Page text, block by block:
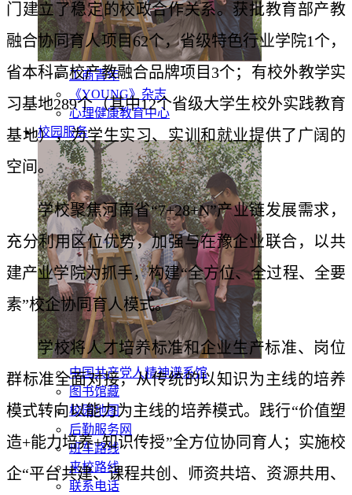
工商青年
《YOUNG》杂志
心理健康教育中心
校园服务
中国共产党人精神谱系馆
图书馆藏
校园地图
后勤服务网
班车路线
来校路线
联系电话
门建立了稳定的校政合作关系。获批教育部产教
融合协同育人项目62个，省级特色行业学院1个，
省本科高校产教融合品牌项目3个；有校外教学实
习基地289个（其中12个省级大学生校外实践教育
基地），为学生实习、实训和就业提供了广阔的
空间。
学校聚焦河南省“7+28+N”产业链发展需求，
充分利用区位优势，加强与在豫企业联合，以共
建产业学院为抓手，构建“全方位、全过程、全要
素”校企协同育人模式。
学校将人才培养标准和企业生产标准、岗位
群标准全面对接，从传统的以知识为主线的培养
模式转向以能力为主线的培养模式。践行“价值塑
造+能力培养+知识传授”全方位协同育人；实施校
企“平台共建、课程共创、师资共培、资源共用、